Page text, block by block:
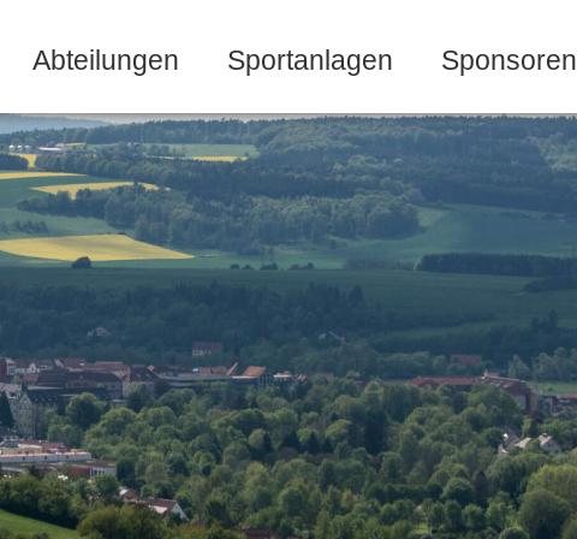
Abteilungen Sportanlagen Sponsoren